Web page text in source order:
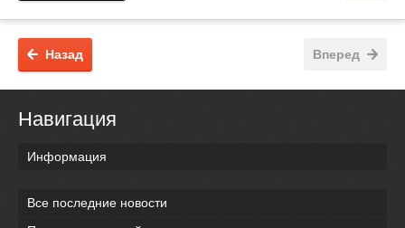
Вперед
Назад
Навигация
Информация
Все последние новости